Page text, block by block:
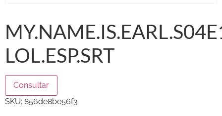
LOL.ESP.SRT
Consultar
SKU: 856de8be56f3